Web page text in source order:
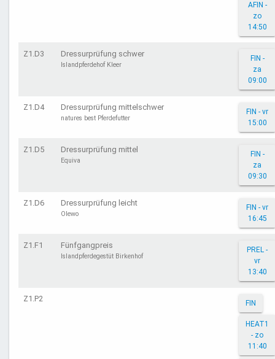
AFIN -
zo
14:50
Z1.D3 Dressurprüfung schwer
Islandpferdehof Kleer
FIN -
za
09:00
Z1.D4 Dressurprüfung mittelschwer
natures best Pferdefutter
FIN - vr
15:00
Z1.D5 Dressurprüfung mittel
Equiva
FIN -
za
09:30
Z1.D6 Dressurprüfung leicht
Olewo
FIN - vr
16:45
Z1.F1 Fünfgangpreis
Islandpferdegestüt Birkenhof
PREL -
vr
13:40
Z1.P2 FIN
HEAT1
- zo
11:40